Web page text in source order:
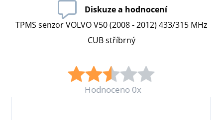
Diskuze a hodnocení
TPMS senzor VOLVO V50 (2008 - 2012) 433/315 MHz
CUB stříbrný
Hodnoceno 0x